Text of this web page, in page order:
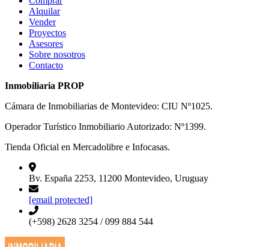
Alquilar
Vender
Proyectos
Asesores
Sobre nosotros
Contacto
Inmobiliaria PROP
Cámara de Inmobiliarias de Montevideo: CIU Nº1025.
Operador Turístico Inmobiliario Autorizado: Nº1399.
Tienda Oficial en Mercadolibre e Infocasas.
Bv. España 2253, 11200 Montevideo, Uruguay
[email protected]
(+598) 2628 3254 / 099 884 544